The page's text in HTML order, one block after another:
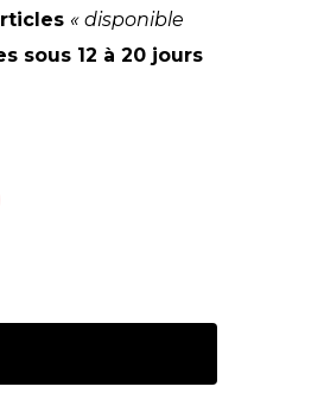
« disponible
sous 12 à 20 jours